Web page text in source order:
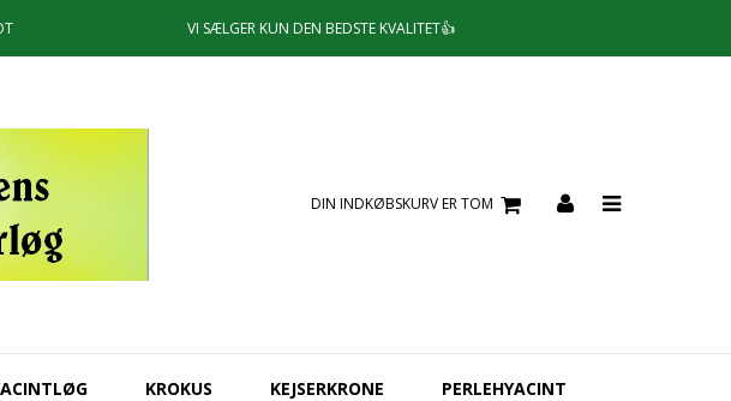
VI SÆLGER KUN DEN BEDSTE KVALITET👍
DIN INDKØBSKURV ER TOM
KROKUS KEJSERKRONE
PERLEHYACINT